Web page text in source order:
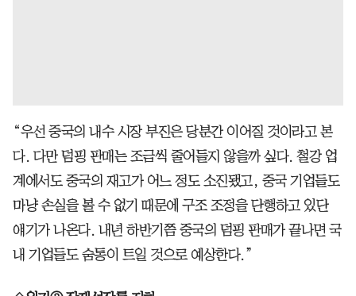
“우선 중국의 내수 시장 부진은 당분간 이어질 것이라고 본
다. 다만 덤핑 판매는 조금씩 줄어들지 않을까 싶다. 철강 업
계에서도 중국의 재고가 어느 정도 소진됐고, 중국 기업들도
마냥 손실을 볼 수 없기 때문에 구조 조정을 단행하고 있단
얘기가 나온다. 내년 하반기쯤 중국의 덤핑 판매가 끝나면 국
내 기업들도 숨통이 트일 것으로 예상한다.”